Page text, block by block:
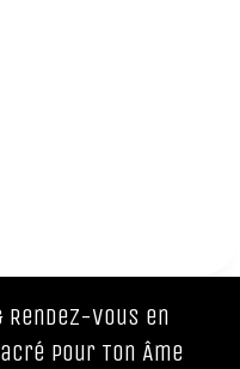
Rendez-vous en
pour Ton Âme